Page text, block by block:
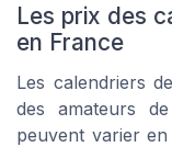
Les prix des
en France
Les calendriers
des amateurs
peuvent varier